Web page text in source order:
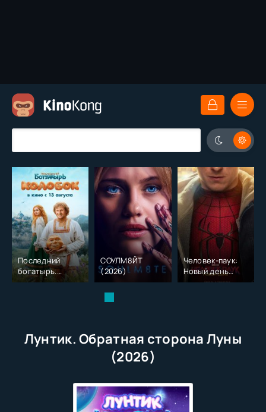
Последний
богатырь.
Колобок (2026)
СОУЛМ8ЙТ
(2026)
Человек-паук:
Новый день
(2026)
Лунтик. Обратная сторона Луны
(2026)